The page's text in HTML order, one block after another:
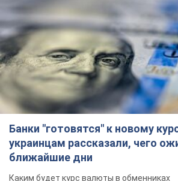
Банки "готовятся" к новому
украинцам рассказали, чего
ближайшие дни
Каким будет курс валюты в обменниках